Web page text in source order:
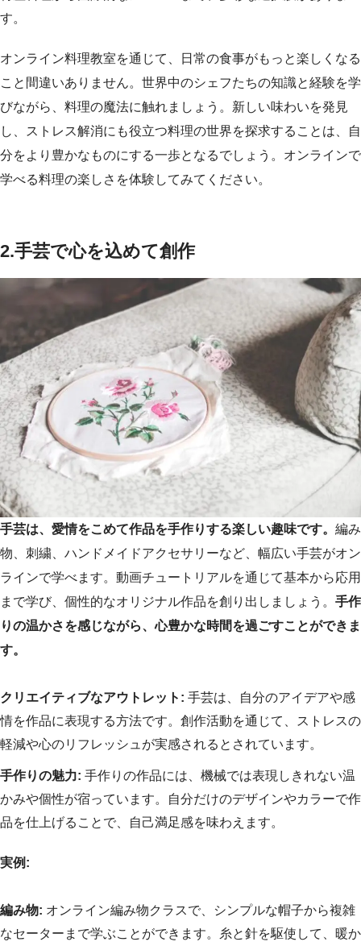
す。
オンライン料理教室を通じて、日常の食事がもっと楽しくなる
こと間違いありません。世界中のシェフたちの知識と経験を学
びながら、料理の魔法に触れましょう。新しい味わいを発見
し、ストレス解消にも役立つ料理の世界を探求することは、自
分をより豊かなものにする一歩となるでしょう。オンラインで
学べる料理の楽しさを体験してみてください。
2.手芸で心を込めて創作
手芸は、愛情をこめて作品を手作りする楽しい趣味です。 編み
物、刺繍、ハンドメイドアクセサリーなど、幅広い手芸がオン
ラインで学べます。動画チュートリアルを通じて基本から応用
まで学び、個性的なオリジナル作品を創り出しましょう。 手作
りの温かさを感じながら、心豊かな時間を過ごすことができま
す。
クリエイティブなアウトレット: 手芸は、自分のアイデアや感
情を作品に表現する方法です。創作活動を通じて、ストレスの
軽減や心のリフレッシュが実感されるとされています。
手作りの魅力: 手作りの作品には、機械では表現しきれない温
かみや個性が宿っています。自分だけのデザインやカラーで作
品を仕上げることで、自己満足感を味わえます。
実例:
編み物: オンライン編み物クラスで、シンプルな帽子から複雑
なセーターまで学ぶことができます。糸と針を駆使して、暖か